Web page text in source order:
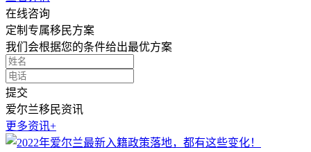
在线咨询
定制专属移民方案
我们会根据您的条件给出最优方案
提交
爱尔兰移民资讯
更多资讯+